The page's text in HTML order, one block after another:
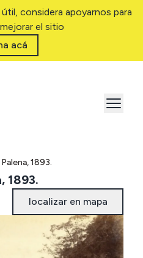
considera apoyarnos para
el sitio
acá
1893.
1893.
localizar en mapa